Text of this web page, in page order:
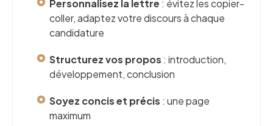
Personnalisez la lettre : évitez les copier-
coller, adaptez votre discours à chaque
candidature
Structurez vos propos : introduction,
développement, conclusion
Soyez concis et précis : une page
maximum